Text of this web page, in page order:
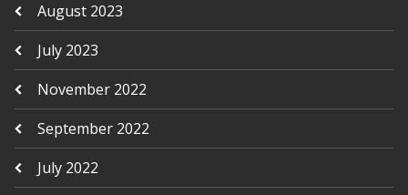
August 2023
July 2023
November 2022
September 2022
July 2022